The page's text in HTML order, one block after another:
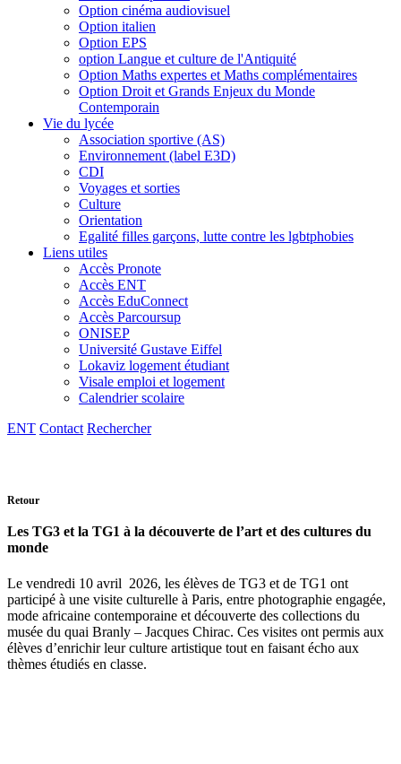
Option cinéma audiovisuel
Option italien
Option EPS
option Langue et culture de l'Antiquité
Option Maths expertes et Maths complémentaires
Option Droit et Grands Enjeux du Monde
Contemporain
Vie du lycée
Association sportive (AS)
Environnement (label E3D)
CDI
Voyages et sorties
Culture
Orientation
Egalité filles garçons, lutte contre les lgbtphobies
Liens utiles
Accès Pronote
Accès ENT
Accès EduConnect
Accès Parcoursup
ONISEP
Université Gustave Eiffel
Lokaviz logement étudiant
Visale emploi et logement
Calendrier scolaire
ENT Contact Rechercher
Retour
Les TG3 et la TG1 à la découverte de l’art et des cultures du
monde
Le vendredi 10 avril 2026, les élèves de TG3 et de TG1 ont
participé à une visite culturelle à Paris, entre photographie engagée,
mode africaine contemporaine et découverte des collections du
musée du quai Branly – Jacques Chirac. Ces visites ont permis aux
élèves d’enrichir leur culture artistique tout en faisant écho aux
thèmes étudiés en classe.